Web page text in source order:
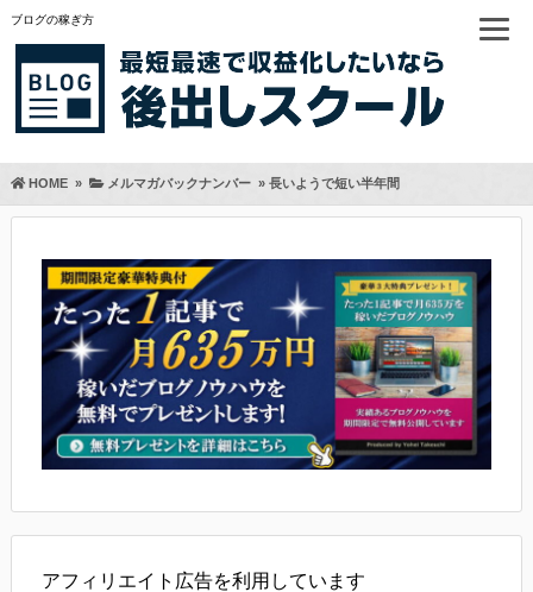
ブログの稼ぎ方
HOME» メルマガバックナンバー» 長いようで短い半年間
アフィリエイト広告を利用しています